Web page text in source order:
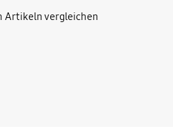
Artikeln vergleichen